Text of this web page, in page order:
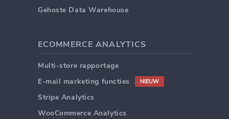
Gehoste Data Warehouse
ECOMMERCE ANALYTICS
Multi-store rapportage
E-mail marketing functies
NIEUW
Stripe Analytics
WooCommerce Analytics